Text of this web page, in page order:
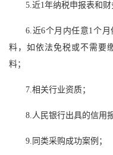
5.近1年纳税申报表和财
6.近6个月内任意1个
料，如依法免税或不需要
料；
7.相关行业资质；
8.人民银行出具的信用
9.同类采购成功案例；